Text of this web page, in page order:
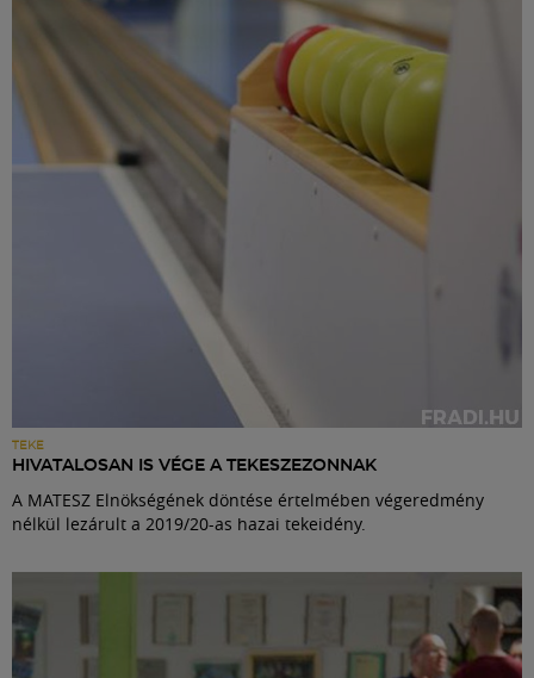
TEKE
HIVATALOSAN IS VÉGE A TEKESZEZONNAK
A MATESZ Elnökségének döntése értelmében végeredmény
nélkül lezárult a 2019/20-as hazai tekeidény.